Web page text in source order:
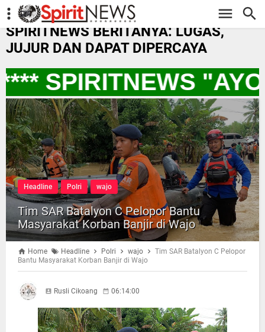
-->
SPIRITNEWS BERITANYA: LUGAS,
JUJUR DAN DAPAT DIPERCAYA
SPIRITNEWS "AYO
Headline Polri wajo
Tim SAR Batalyon C Pelopor Bantu
Masyarakat Korban Banjir di Wajo
Home Headline Polri wajo
Tim SAR Batalyon C Pelopor
Bantu Masyarakat Korban Banjir di Wajo
Rusli Cikoang 06:14:00